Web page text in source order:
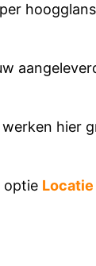
hier
optie